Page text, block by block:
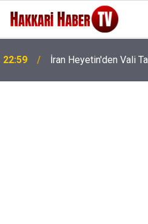
22:59 İran Heyetin'den Vali